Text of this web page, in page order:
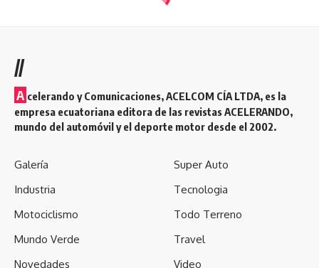
//
A celerando y Comunicaciones, ACELCOM CÍA LTDA, es la
empresa ecuatoriana editora de las revistas ACELERANDO,
mundo del automóvil y el deporte motor desde el 2002.
Galería
Industria
Motociclismo
Mundo Verde
Novedades
Super Auto
Tecnologia
Todo Terreno
Travel
Video